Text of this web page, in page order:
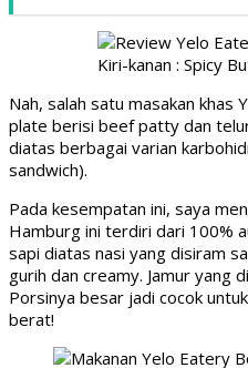
Kiri-kanan : Spicy
Nah, salah satu masakan khas
plate berisi beef patty dan
diatas berbagai varian
sandwich).
Pada kesempatan ini, saya
Hamburg ini terdiri dari 100%
sapi diatas nasi yang disiram
gurih dan creamy. Jamur yang
Porsinya besar jadi cocok
berat!